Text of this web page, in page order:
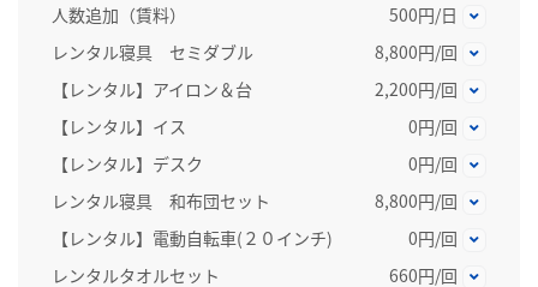
人数追加（賃料）
500円/日
レンタル寝具 セミダブル
8,800円/回
【レンタル】アイロン＆台
2,200円/回
【レンタル】イス
0円/回
【レンタル】デスク
0円/回
レンタル寝具 和布団セット
8,800円/回
【レンタル】電動自転車(２０インチ)
0円/回
レンタルタオルセット
660円/回